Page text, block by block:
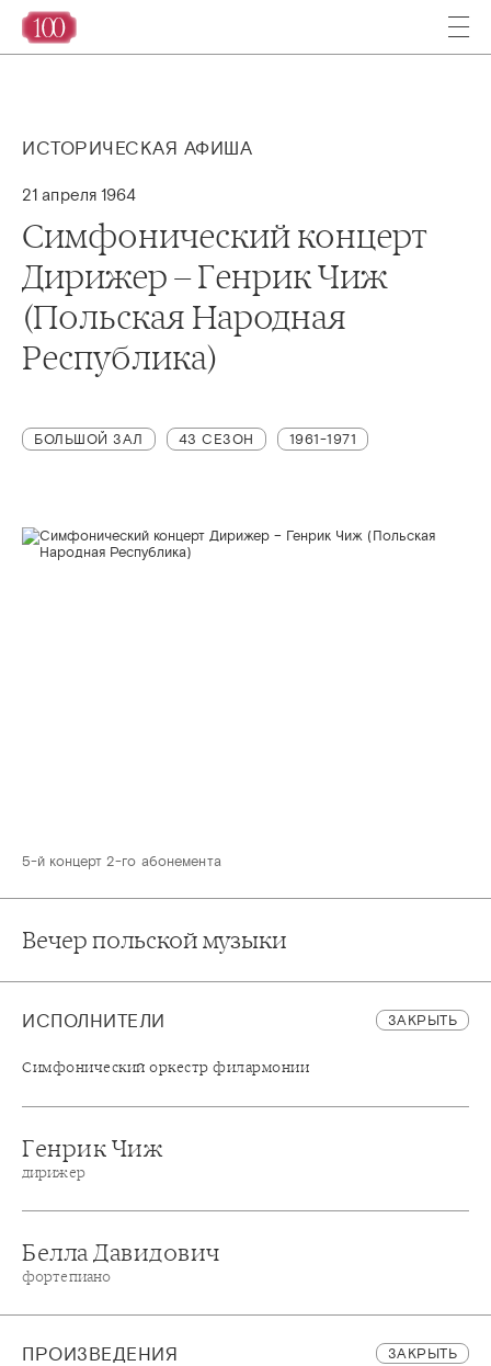
ИСТОРИЧЕСКАЯ АФИША
21 апреля 1964
Симфонический концерт
Дирижер – Генрик Чиж
(Польская Народная
Республика)
БОЛЬШОЙ ЗАЛ 43 СЕЗОН 1961-1971
5-й концерт 2-го абонемента
Вечер польской музыки
ИСПОЛНИТЕЛИ ЗАКРЫТЬ
Симфонический оркестр филармонии
Генрик Чиж
дирижер
Белла Давидович
фортепиано
ПРОИЗВЕДЕНИЯ ЗАКРЫТЬ